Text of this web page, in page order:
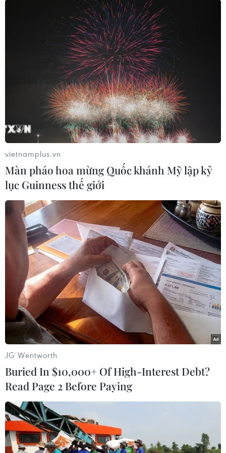
tiếp tục kéo dài thời gian nhập học đến 20/10 để
đảm bảo an toàn cho sinh viên trong tình hình
lũ lụt còn diễn biến phức tạp trong những ngày
tới. Các bộ phận đón tiếp sinh viên nhập học
cần sử dụng các kênh liên lạc kịp thời để thông
Giám đốc Đại học Huế yêu cầu ký túc xá sinh
viên và Nhà khách Đại học Huế ưu tiên đón sinh
viên mới, cố gắng bố trí để sinh viên và người
nhà có nơi trú nghỉ.
Trưa cùng ngày, Giám đốc Đại học Huế đã trực
tiếp tới động viên, thăm hỏi và chuyển các nhu
yếu phẩm tới các sinh viên đang tránh lụt tại
Trường Đại học Nông Lâm (Đại học Huế), nơi bị
ngập sâu trong lũ./.
(TTXVN/Vietnam+)
#Đà Nẵng #Thừa Thiên-Huế
#Nhập học
#Đại học Huế
#Đại học Đà Nẵng TP. Đà Nẵng
vietnamplus.vn
Màn pháo hoa mừng Quốc khánh Mỹ lập kỷ
lục Guinness thế giới
JG Wentworth
Buried In $10,000+ Of High-Interest Debt?
Read Page 2 Before Paying